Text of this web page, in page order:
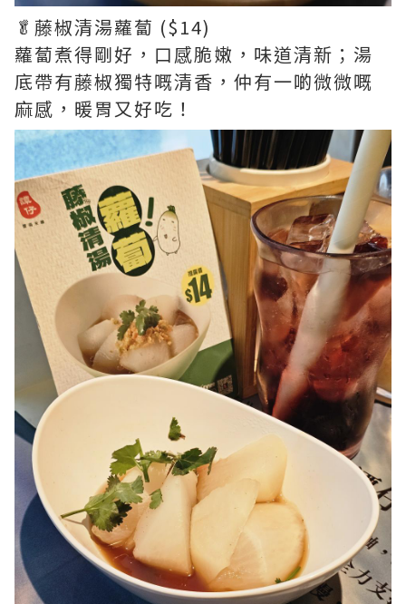
🥬藤椒清湯蘿蔔 ($14)
蘿蔔煮得剛好，口感脆嫩，味道清新；湯
底帶有藤椒獨特嘅清香，仲有一啲微微嘅
麻感，暖胃又好吃！